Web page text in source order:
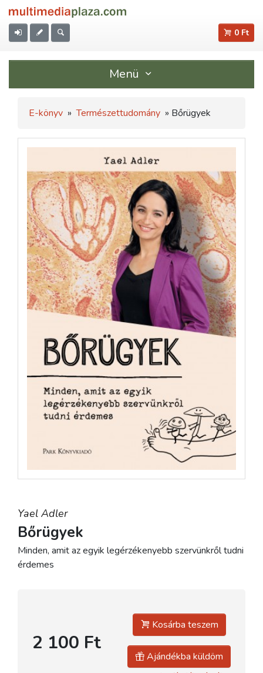
0 Ft
Menü
E-könyv » Természettudomány » Bőrügyek
Yael Adler
Bőrügyek
Minden, amit az egyik legérzékenyebb szervünkről tudni
érdemes
2 100 Ft
Kosárba teszem
Ajándékba küldöm